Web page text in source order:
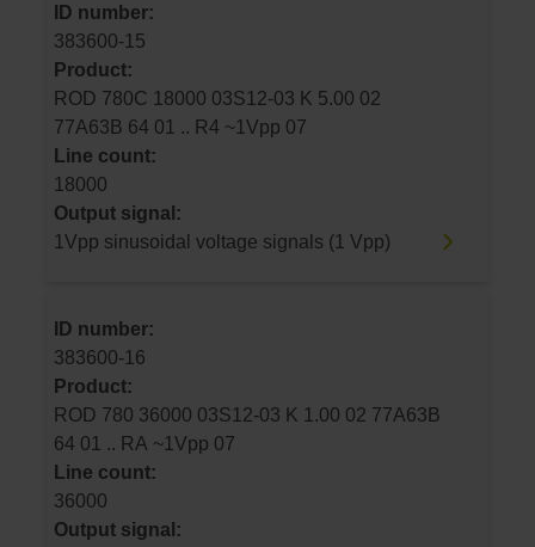
ID number:
383600-15
Product:
ROD 780C 18000 03S12-03 K 5.00 02
77A63B 64 01 .. R4 ~1Vpp 07
Line count:
18000
Output signal:
1Vpp sinusoidal voltage signals (1 Vpp)
ID number:
383600-16
Product:
ROD 780 36000 03S12-03 K 1.00 02 77A63B
64 01 .. RA ~1Vpp 07
Line count:
36000
Output signal: